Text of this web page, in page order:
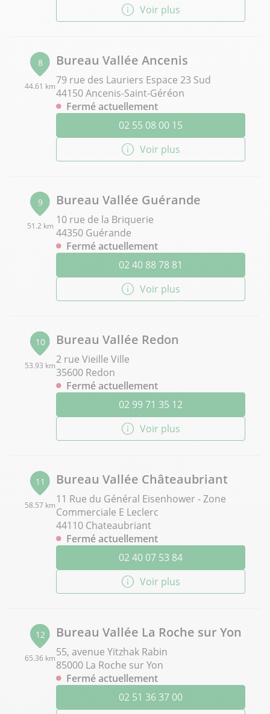
Voir plus
8
44.61 km
Bureau Vallée Ancenis
79 rue des Lauriers Espace 23 Sud
44150 Ancenis-Saint-Géréon
Fermé actuellement
02 55 08 00 15
Voir plus
9
51.2 km
Bureau Vallée Guérande
10 rue de la Briquerie
44350 Guérande
Fermé actuellement
02 40 88 78 81
Voir plus
10
53.93 km
Bureau Vallée Redon
2 rue Vieille Ville
35600 Redon
Fermé actuellement
02 99 71 35 12
Voir plus
11
58.57 km
Bureau Vallée Châteaubriant
11 Rue du Général Eisenhower - Zone
Commerciale E Leclerc
44110 Chateaubriant
Fermé actuellement
02 40 07 53 84
Voir plus
12
65.36 km
Bureau Vallée La Roche sur Yon
55, avenue Yitzhak Rabin
85000 La Roche sur Yon
Fermé actuellement
02 51 36 37 00